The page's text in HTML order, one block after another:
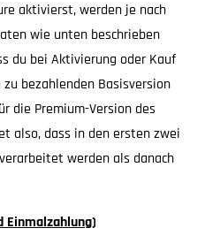
aktivierst, werden je nach
wie unten beschrieben
du bei Aktivierung oder Kauf
bezahlenden Basisversion
die Premium-Version des
also, dass in den ersten zwei
werden als danach
Einmalzahlung)